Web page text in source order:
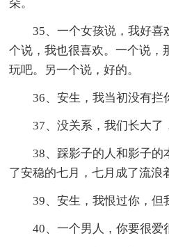
朵。
35、一个女孩说，我好喜
个说，我也很喜欢。一个说，
玩吧。另一个说，好的。
36、安生，我当初没有拦
37、没关系，我们长大了
38、踩影子的人和影子
了安稳的七月，七月成了流浪
39、安生，我恨过你，但
40、一个男人，你要很爱